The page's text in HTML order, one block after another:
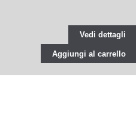
Vedi dettagli
Aggiungi al carrello